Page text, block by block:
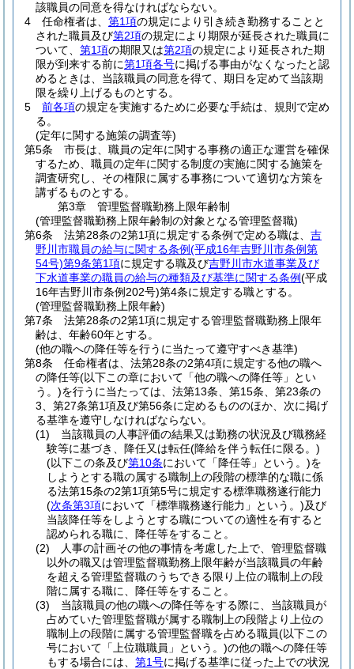
該職員の同意を得なければならない。
4
任命権者は、 第1項の規定により引き続き勤務することと
された職員及び第2項の規定により期限が延長された職員に
ついて、 第1項の期限又は第2項の規定により延長された期
限が到来する前に第1項各号に掲げる事由がなくなったと認
めるときは、当該職員の同意を得て、期日を定めて当該期
限を繰り上げるものとする。
5
前各項の規定を実施するために必要な手続は、規則で定め
る。
(定年に関する施策の調査等)
第5条
市長は、職員の定年に関する事務の適正な運営を確保
するため、職員の定年に関する制度の実施に関する施策を
調査研究し、その権限に属する事務について適切な方策を
講ずるものとする。
第3章
管理監督職勤務上限年齢制
(管理監督職勤務上限年齢制の対象となる管理監督職)
第6条
法第28条の2第1項に規定する条例で定める職は、 吉
野川市職員の給与に関する条例(平成16年吉野川市条例第
54号)第9条第1項に規定する職及び吉野川市水道事業及び
下水道事業の職員の給与の種類及び基準に関する条例(平成
16年吉野川市条例202号)第4条に規定する職とする。
(管理監督職勤務上限年齢)
第7条
法第28条の2第1項に規定する管理監督職勤務上限年
齢は、年齢60年とする。
(他の職への降任等を行うに当たって遵守すべき基準)
第8条
任命権者は、法第28条の2第4項に規定する他の職へ
の降任等(以下この章において「他の職への降任等」とい
う。)を行うに当たっては、法第13条、第15条、第23条の
3、第27条第1項及び第56条に定めるもののほか、次に掲げ
る基準を遵守しなければならない。
(1)
当該職員の人事評価の結果又は勤務の状況及び職務経
験等に基づき、降任又は転任(降給を伴う転任に限る。)
(以下この条及び第10条において「降任等」という。)を
しようとする職の属する職制上の段階の標準的な職に係
る法第15条の2第1項第5号に規定する標準職務遂行能力
(次条第3項において「標準職務遂行能力」という。)及び
当該降任等をしようとする職についての適性を有すると
認められる職に、降任等をすること。
(2)
人事の計画その他の事情を考慮した上で、管理監督職
以外の職又は管理監督職勤務上限年齢が当該職員の年齢
を超える管理監督職のうちできる限り上位の職制上の段
階に属する職に、降任等をすること。
(3)
当該職員の他の職への降任等をする際に、当該職員が
占めていた管理監督職が属する職制上の段階より上位の
職制上の段階に属する管理監督職を占める職員(以下この
号において「上位職職員」という。)の他の職への降任等
もする場合には、 第1号に掲げる基準に従った上での状況